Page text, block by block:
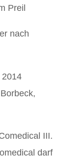
Preil
nach
III.
darf